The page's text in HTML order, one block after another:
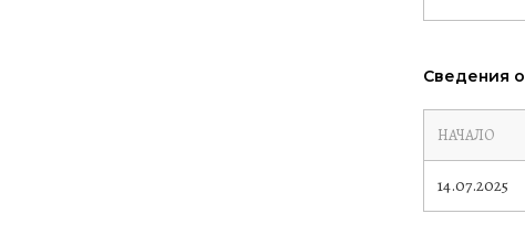
Сведения
НАЧАЛО
14.07.2025